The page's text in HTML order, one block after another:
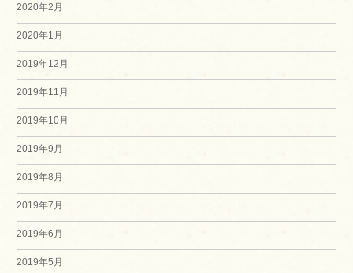
2020年2月
2020年1月
2019年12月
2019年11月
2019年10月
2019年9月
2019年8月
2019年7月
2019年6月
2019年5月